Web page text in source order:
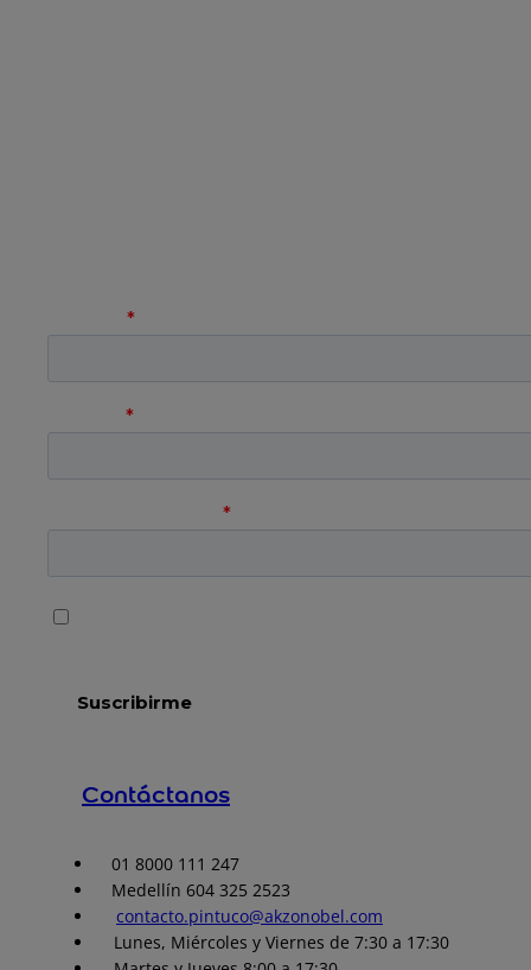
Contáctanos
01 8000 111 247
Medellín 604 325 2523
contacto.pintuco@akzonobel.com
Lunes, Miércoles y Viernes de 7:30 a 17:30